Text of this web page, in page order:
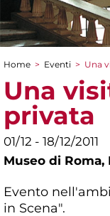
Tu sei qui
Home > Eventi > Una
Una
privata
01/12 - 18/12/2011
Museo di Roma,
Evento
in Scena".